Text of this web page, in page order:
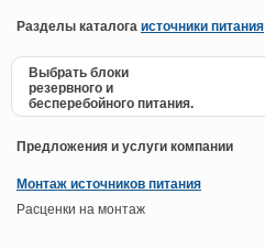
Разделы каталога источники питания
Выбрать блоки
резервного и
бесперебойного питания.
Предложения и услуги компании
Монтаж источников питания
Расценки на монтаж